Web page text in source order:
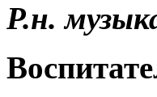
Р.н.